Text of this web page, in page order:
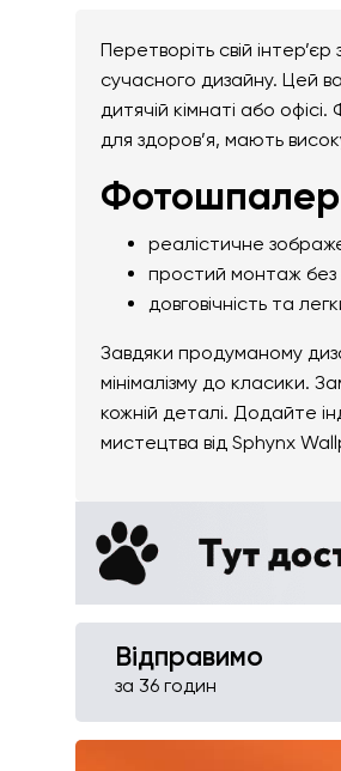
Перетворіть свій
сучасного дизайну. Цей
дитячій кімнаті або
для здоров’я, мають
реалістичне
простий монтаж без
довговічність та
Завдяки продуманому
мінімалізму до класики.
кожній деталі. Додайте
мистецтва від Sphynx
Відправимо
за 36 годин